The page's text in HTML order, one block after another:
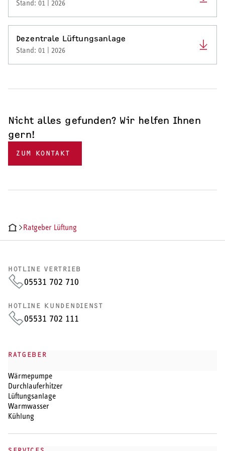
Reduzieren Sie Feinstaub und Pollen
Hohe Staubspeicherfähigkeit
FILTERWECHSEL LWE 40
Stand: 01 | 2026
Dezentrale Lüftungsanlage
Stand: 01 | 2026
Nicht alles gefunden? Wir helfen Ihnen
gern!
ZUM KONTAKT
Ratgeber Lüftung
HOTLINE VERTRIEB
05531 702 710
HOTLINE KUNDENDIENST
05531 702 111
RATGEBER
Wärmepumpe
Durchlauferhitzer
Lüftungsanlage
Warmwasser
Kühlung